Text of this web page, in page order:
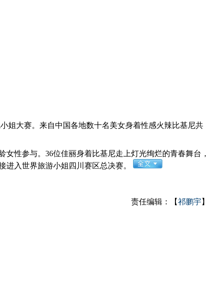
大赛。来自中国各地数十名美女身着性感火辣比基尼共
性参与。36位佳丽身着比基尼走上灯光绚烂的青春舞台，
进入世界旅游小姐四川赛区总决赛。
责任编辑：【祁鹏宇】